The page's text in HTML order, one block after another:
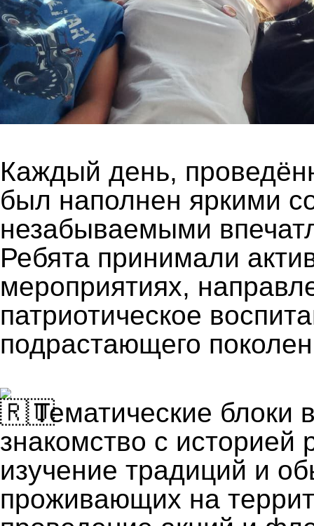
Каждый день,
был наполнен яркими
незабываемыми
Ребята принимали
мероприятиях,
патриотическое
подрастающего
Тематические блоки
знакомство с историей
изучение традиций и
проживающих на